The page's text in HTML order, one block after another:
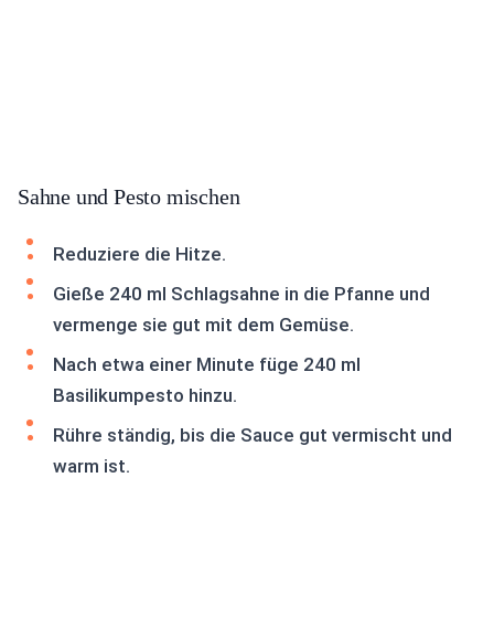
Sahne und Pesto mischen
Reduziere die Hitze.
Gieße 240 ml Schlagsahne in die Pfanne und
vermenge sie gut mit dem Gemüse.
Nach etwa einer Minute füge 240 ml
Basilikumpesto hinzu.
Rühre ständig, bis die Sauce gut vermischt und
warm ist.